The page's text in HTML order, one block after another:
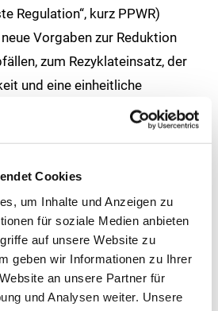
Cookies
um Inhalte und Anzeigen zu
für soziale Medien anbieten
auf unsere Website zu
geben wir Informationen zu Ihrer
an unsere Partner für
und Analysen weiter. Unsere
Regulation“, kurz PPWR)
Vorgaben zur Reduktion
zum Rezyklateinsatz, der
und eine einheitliche
eingeführt. Die
seit 11. Februar 2025,
der EU-Vorgaben in
das Bundesministerium für
Naturschutz und nukleare
2025 ein
zum neuen